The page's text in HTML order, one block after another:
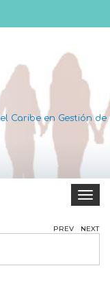
Caribe en Gestión de
Toggle
PREV NEXT